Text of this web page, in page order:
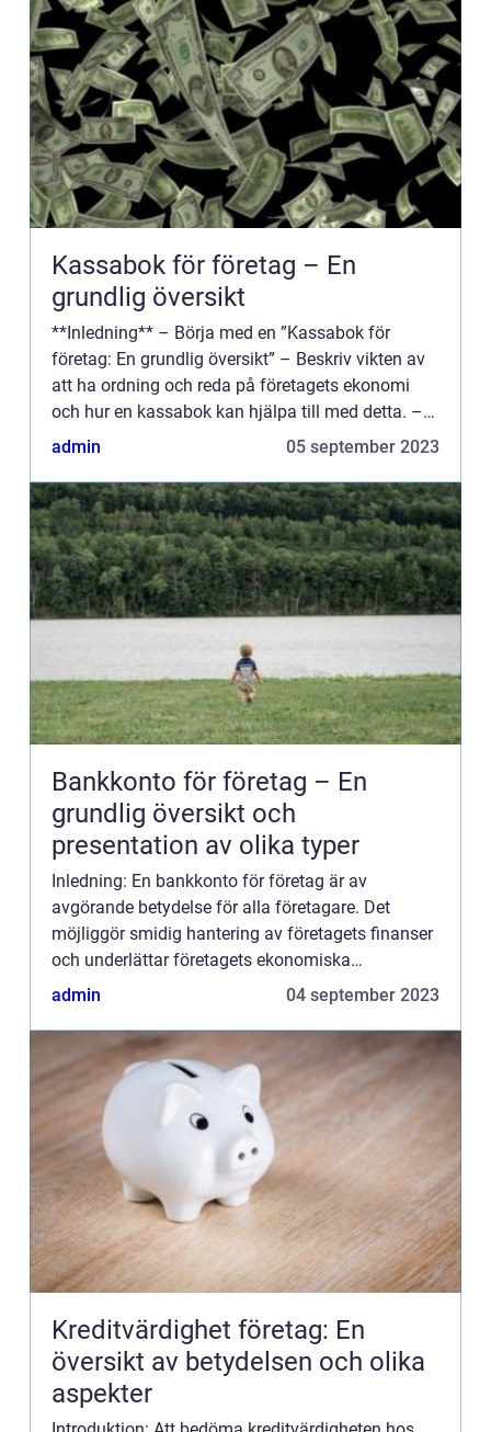
Kassabok för företag – En
grundlig översikt
**Inledning** – Börja med en ”Kassabok för
företag: En grundlig översikt” – Beskriv vikten av
att ha ordning och reda på företagets ekonomi
och hur en kassabok kan hjälpa till med detta. –
Diskutera hur en kassabok kan b...
admin 05 september 2023
Bankkonto för företag – En
grundlig översikt och
presentation av olika typer
Inledning: En bankkonto för företag är av
avgörande betydelse för alla företagare. Det
möjliggör smidig hantering av företagets finanser
och underlättar företagets ekonomiska
transaktioner. I denna artikel kommer vi att ge en
admin 04 september 2023
Kreditvärdighet företag: En
översikt av betydelsen och olika
aspekter